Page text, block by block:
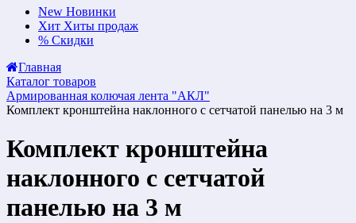
New Новинки
Хит Хиты продаж
% Скидки
Главная
Каталог товаров
Армированная колючая лента "АКЛ"
Комплект кронштейна наклонного с сетчатой панелью на 3 м
Комплект кронштейна
наклонного с сетчатой
панелью на 3 м